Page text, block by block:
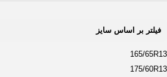
فیلتر بر اساس سایز
165/65R13
175/60R13